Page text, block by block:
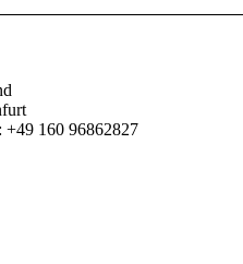
+49 160 96862827